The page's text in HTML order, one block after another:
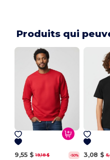
Produits qui
9,55 $ 19,18 $ -50% 3,08 $